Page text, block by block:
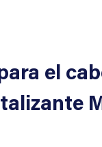
el